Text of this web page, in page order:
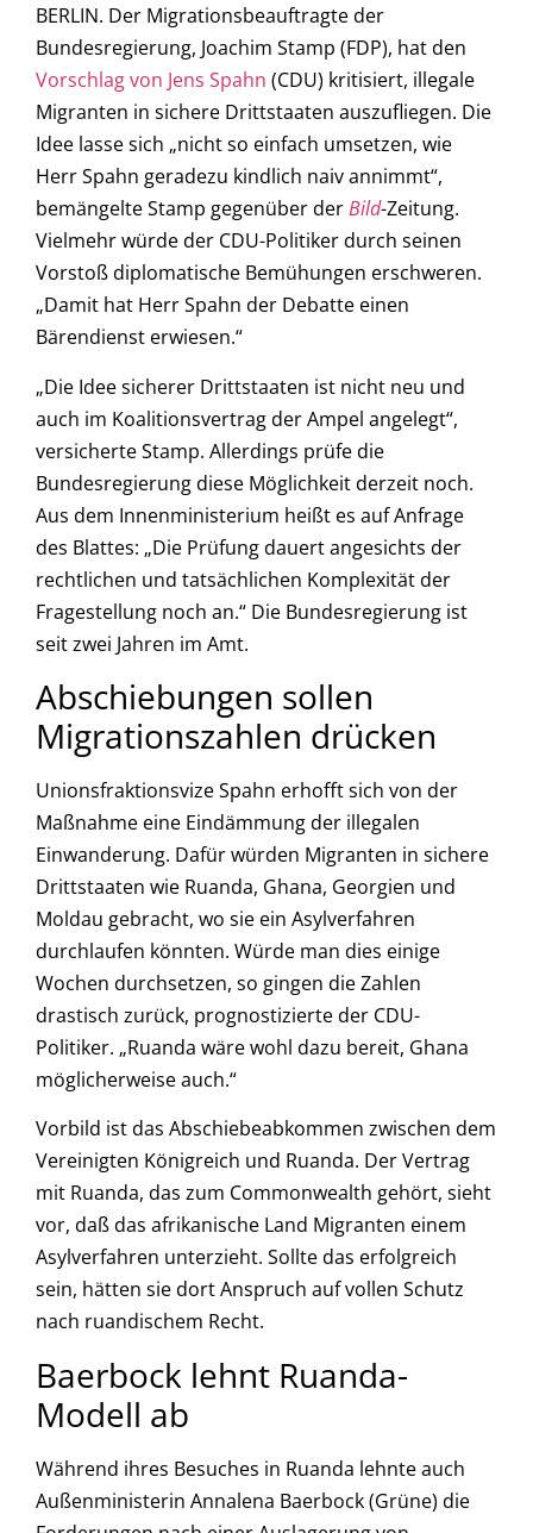
BERLIN. Der Migrationsbeauftragte der
Bundesregierung, Joachim Stamp (FDP), hat den
Vorschlag von Jens Spahn (CDU) kritisiert, illegale
Migranten in sichere Drittstaaten auszufliegen. Die
Idee lasse sich „nicht so einfach umsetzen, wie
Herr Spahn geradezu kindlich naiv annimmt“,
bemängelte Stamp gegenüber derBild-Zeitung.
Vielmehr würde der CDU-Politiker durch seinen
Vorstoß diplomatische Bemühungen erschweren.
„Damit hat Herr Spahn der Debatte einen
Bärendienst erwiesen.“
„Die Idee sicherer Drittstaaten ist nicht neu und
auch im Koalitionsvertrag der Ampel angelegt“,
versicherte Stamp. Allerdings prüfe die
Bundesregierung diese Möglichkeit derzeit noch.
Aus dem Innenministerium heißt es auf Anfrage
des Blattes: „Die Prüfung dauert angesichts der
rechtlichen und tatsächlichen Komplexität der
Fragestellung noch an.“ Die Bundesregierung ist
seit zwei Jahren im Amt.
Abschiebungen sollen
Migrationszahlen drücken
Unionsfraktionsvize Spahn erhofft sich von der
Maßnahme eine Eindämmung der illegalen
Einwanderung. Dafür würden Migranten in sichere
Drittstaaten wie Ruanda, Ghana, Georgien und
Moldau gebracht, wo sie ein Asylverfahren
durchlaufen könnten. Würde man dies einige
Wochen durchsetzen, so gingen die Zahlen
drastisch zurück, prognostizierte der CDU-
Politiker. „Ruanda wäre wohl dazu bereit, Ghana
möglicherweise auch.“
Vorbild ist das Abschiebeabkommen zwischen dem
Vereinigten Königreich und Ruanda. Der Vertrag
mit Ruanda, das zum Commonwealth gehört, sieht
vor, daß das afrikanische Land Migranten einem
Asylverfahren unterzieht. Sollte das erfolgreich
sein, hätten sie dort Anspruch auf vollen Schutz
nach ruandischem Recht.
Baerbock lehnt Ruanda-
Modell ab
Während ihres Besuches in Ruanda lehnte auch
Außenministerin Annalena Baerbock (Grüne) die